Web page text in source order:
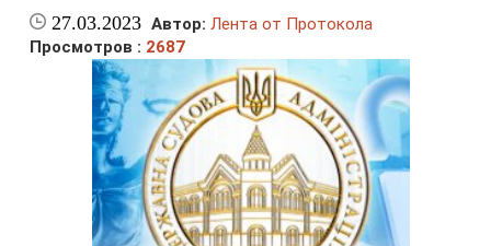
27.03.2023 Автор: Лента от Протокола
Просмотров : 2687